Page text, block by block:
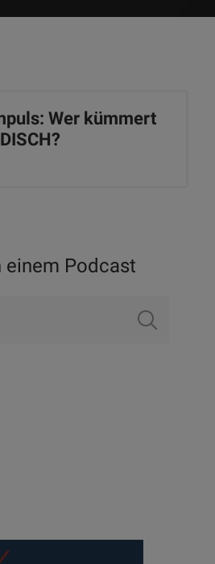
Wer kümmert
einem Podcast